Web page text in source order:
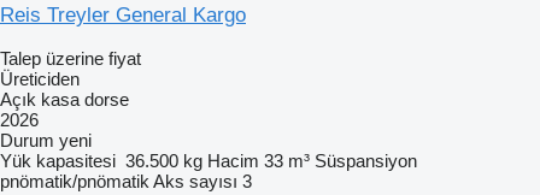
Reis Treyler General Kargo
Talep üzerine fiyat
Üreticiden
Açık kasa dorse
2026
Durum yeni
Yük kapasitesi 36.500 kg Hacim 33 m³ Süspansiyon
pnömatik/pnömatik Aks sayısı 3